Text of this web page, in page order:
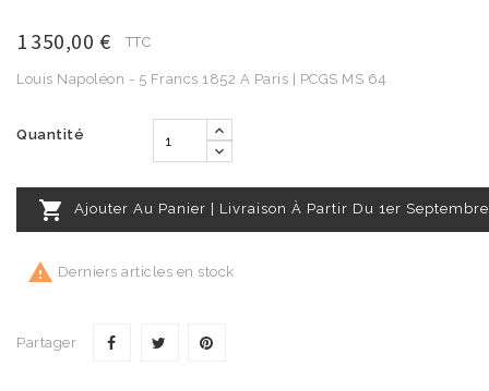
1 350,00 € TTC
Louis Napoléon - 5 Francs 1852 A Paris | PCGS MS 64
Quantité
 Ajouter Au Panier | Livraison À Partir Du 1er Septembre
 Derniers articles en stock
Partager